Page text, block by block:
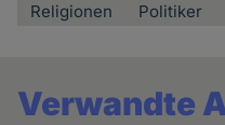
Religionen
Politiker
Verwandte